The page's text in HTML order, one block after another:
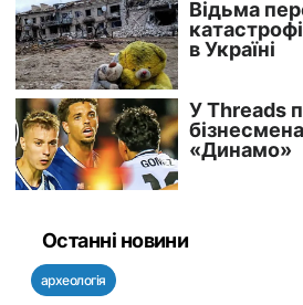
Останні новини
археологія